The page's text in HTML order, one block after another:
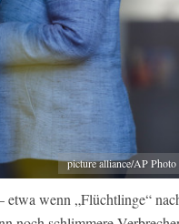
picture alliance/AP
wenn „Flüchtlinge“